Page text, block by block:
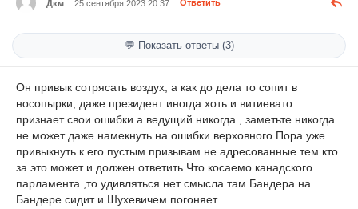
Дкм 25 сентября 2023 20:37 Ответить
💬 Показать ответы (3)
Он привык сотрясать воздух, а как до дела то сопит в
носопырки, даже президент иногда хоть и витиевато
признает свои ошибки а ведущий никогда , заметьте никогда
не может даже намекнуть на ошибки верховного.Пора уже
привыкнуть к его пустым призывам не адресованные тем кто
за это может и должен ответить.Что косаемо канадского
парламента ,то удивляться нет смысла там Бандера на
Бандере сидит и Шухевичем погоняет.